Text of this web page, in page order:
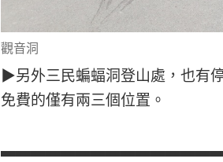
觀音洞
▶另外三民蝙蝠洞登山處，也有
免費的僅有兩三個位置。